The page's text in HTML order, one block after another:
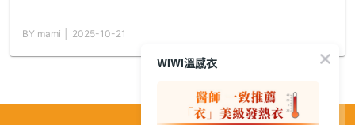
BY mami │ 2025-10-21
WIWI溫感衣